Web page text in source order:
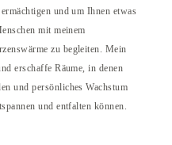
und um Ihnen etwas
mit meinem
zu begleiten. Mein
erschaffe Räume, in denen
und persönliches Wachstum
und entfalten können.